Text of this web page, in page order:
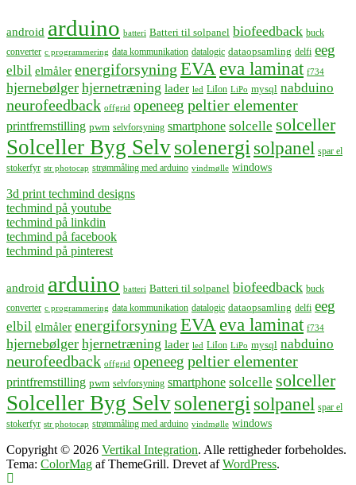
android arduino batteri Batteri til solpanel biofeedback buck
converter c programmering data kommunikation datalogic dataopsamling delfi eeg
elbil elmåler energiforsyning EVA eva laminat f734
hjernebølger hjernetræning lader led LiIon LiPo mysql nabduino
neurofeedback offgrid openeeg peltier elementer
printfremstilling pwm selvforsyning smartphone solcelle solceller
Solceller Byg Selvsolenergisolpanel spar el
stokerfyr str photocap strømmåling med arduino vindmølle windows
3d print techmind designs
techmind på youtube
techmind på linkdin
techmind på facebook
techmind på pinterest
android arduino batteri Batteri til solpanel biofeedback buck
converter c programmering data kommunikation datalogic dataopsamling delfi eeg
elbil elmåler energiforsyning EVA eva laminat f734
hjernebølger hjernetræning lader led LiIon LiPo mysql nabduino
neurofeedback offgrid openeeg peltier elementer
printfremstilling pwm selvforsyning smartphone solcelle solceller
Solceller Byg Selvsolenergisolpanel spar el
stokerfyr str photocap strømmåling med arduino vindmølle windows
Copyright © 2026 Vertikal Integration. Alle rettigheder forbeholdes.
Tema: ColorMag af ThemeGrill. Drevet afWordPress.